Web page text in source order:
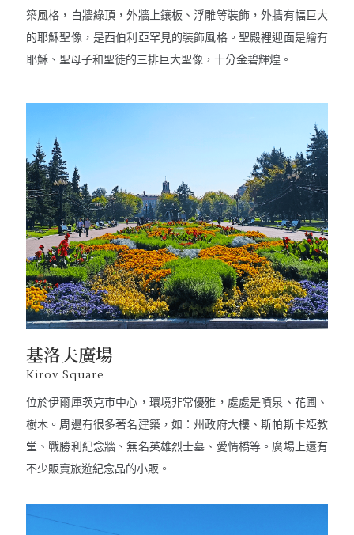
築風格，白牆綠頂，外牆上鑲板、浮雕等裝飾，外牆有幅巨大
的耶穌聖像，是西伯利亞罕見的裝飾風格。聖殿裡迎面是繪有
耶穌、聖母子和聖徒的三排巨大聖像，十分金碧輝煌。
基洛夫廣場
Kirov Square
位於伊爾庫茨克市中心，環境非常優雅，處處是噴泉、花圃、
樹木。周邊有很多著名建築，如：州政府大樓、斯帕斯卡婭教
堂、戰勝利紀念牆、無名英雄烈士墓、愛情橋等。廣場上還有
不少販賣旅遊紀念品的小販。